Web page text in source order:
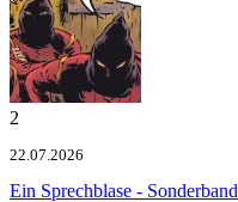
2
22.07.2026
Ein Sprechblase - Sonderband